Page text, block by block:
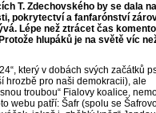
T. Zdechovského by se dala
pokrytectví a fanfarónství
Lépe než ztrácet čas
hlupáků je na světě víc
který v dobách svých začátků
hrozbě pro naši demokracii), ale
troubou“ Fialovy koalice,
webu patří: Šafr (spolu se